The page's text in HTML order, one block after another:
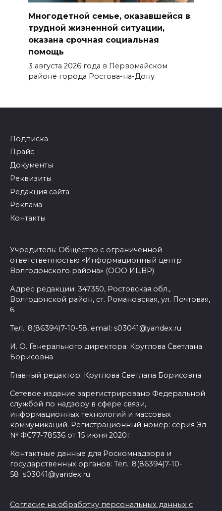
Многодетной семье, оказавшейся в
трудной жизненной ситуации,
оказана срочная социальная
помощь
3 августа 2026 года в Первомайском
районе города Ростова-на-Дону
Подписка
Прайс
Документы
Реквизиты
Редакция сайта
Реклама
Контакты
Учредитель: Общество с ограниченной
ответственностью «Информационный центр
Волгодонского района» (ООО ИЦВР)
Адрес редакции: 347350, Ростовская обл.,
Волгодонской район, ст. Романовская, ул. Почтовая,
6
Тел.: 8(86394)7-10-58, email: s03041@yandex.ru
И. О. Генерального директора: Круглова Светлана
Борисовна
Главный редактор: Круглова Светлана Борисовна
Сетевое издание зарегистрировано Федеральной
службой по надзору в сфере связи,
информационных технологий и массовых
коммуникаций. Регистрационный номер: серия Эл
№ ФС77-78536 от 15 июня 2020г.
Контактные данные для Роскомнадзора и
государственных органов: Тел.: 8(86394)7-10-
58 s03041@yandex.ru
Согласие на обработку персональных данных с